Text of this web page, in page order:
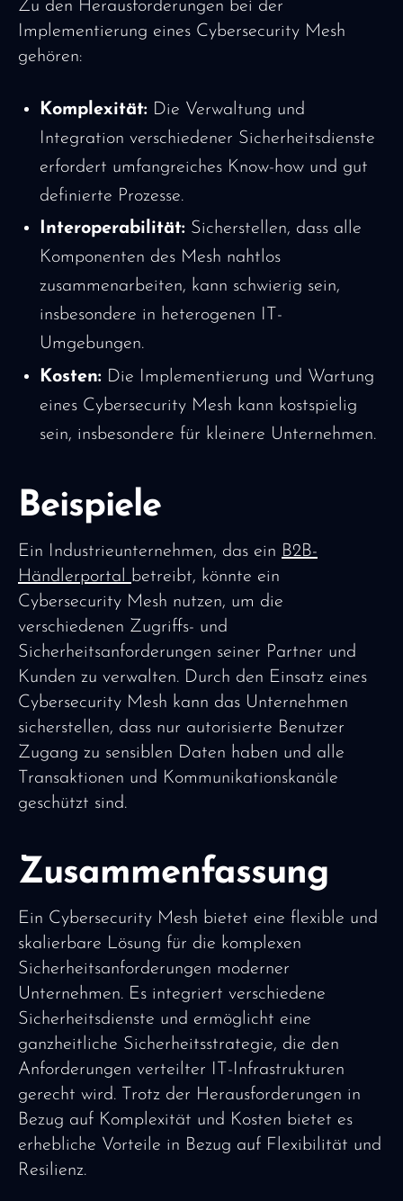
Zu den Herausforderungen bei der
Implementierung eines Cybersecurity Mesh
gehören:
Komplexität: Die Verwaltung und
Integration verschiedener Sicherheitsdienste
erfordert umfangreiches Know-how und gut
definierte Prozesse.
Interoperabilität: Sicherstellen, dass alle
Komponenten des Mesh nahtlos
zusammenarbeiten, kann schwierig sein,
insbesondere in heterogenen IT-
Umgebungen.
Kosten: Die Implementierung und Wartung
eines Cybersecurity Mesh kann kostspielig
sein, insbesondere für kleinere Unternehmen.
Beispiele
Ein Industrieunternehmen, das ein B2B-
Händlerportal betreibt, könnte ein
Cybersecurity Mesh nutzen, um die
verschiedenen Zugriffs- und
Sicherheitsanforderungen seiner Partner und
Kunden zu verwalten. Durch den Einsatz eines
Cybersecurity Mesh kann das Unternehmen
sicherstellen, dass nur autorisierte Benutzer
Zugang zu sensiblen Daten haben und alle
Transaktionen und Kommunikationskanäle
geschützt sind.
Zusammenfassung
Ein Cybersecurity Mesh bietet eine flexible und
skalierbare Lösung für die komplexen
Sicherheitsanforderungen moderner
Unternehmen. Es integriert verschiedene
Sicherheitsdienste und ermöglicht eine
ganzheitliche Sicherheitsstrategie, die den
Anforderungen verteilter IT-Infrastrukturen
gerecht wird. Trotz der Herausforderungen in
Bezug auf Komplexität und Kosten bietet es
erhebliche Vorteile in Bezug auf Flexibilität und
Resilienz.